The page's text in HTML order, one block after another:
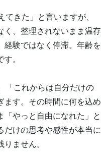
てきた」と言いますが、
く、整理されないまま温存
経験ではなく停滞。年齢を
。
「これからは自分だけの
ます。その時間に何を込め
「やっと自由になれた」と
だけの思考や感性が本当に
ません。